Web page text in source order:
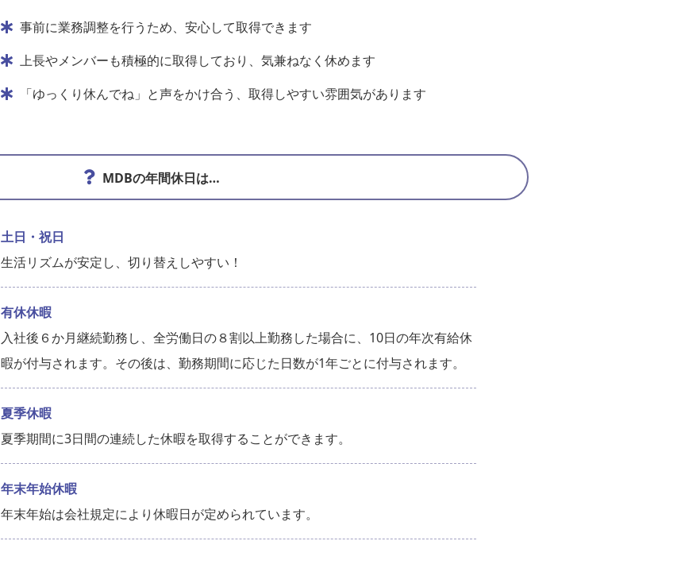
事前に業務調整を行うため、安心して取得できます
上長やメンバーも積極的に取得しており、気兼ねなく休めます
「ゆっくり休んでね」と声をかけ合う、取得しやすい雰囲気があります
MDBの年間休日は…
土日・祝日
生活リズムが安定し、切り替えしやすい！
有休休暇
入社後６か月継続勤務し、全労働日の８割以上勤務した場合に、10日の年次有給休
暇が付与されます。その後は、勤務期間に応じた日数が1年ごとに付与されます。
夏季休暇
夏季期間に3日間の連続した休暇を取得することができます。
年末年始休暇
年末年始は会社規定により休暇日が定められています。